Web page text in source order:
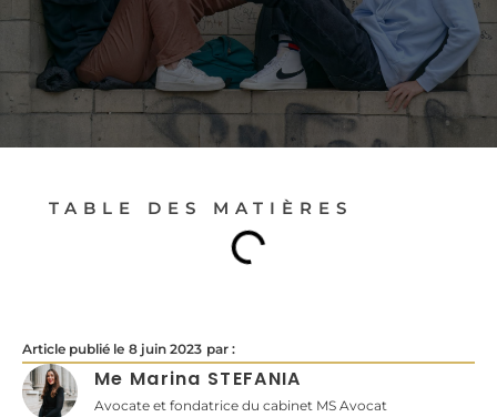
Article publié le 8 juin 2023 par :
Me Marina STEFANIA
Avocate et fondatrice du cabinet MS Avocat
TABLE DES MATIÈRES